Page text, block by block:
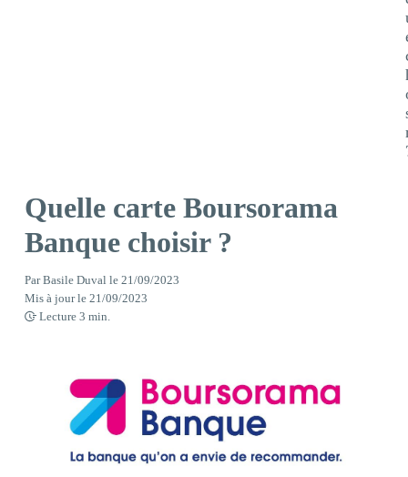
Quelle carte Boursorama
Banque choisir ?
ParBasile Duval le 21/09/2023
Mis à jour le 21/09/2023
Lecture 3 min.